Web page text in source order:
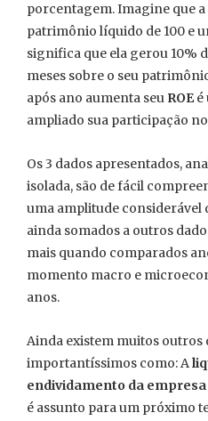
porcentagem. Imagine que
patrimônio líquido de 100 e
significa que ela gerou 10%
meses sobre o seu
após ano aumenta seu ROEé
ampliado sua participação
Os 3 dados apresentados,
isolada, são de fácil
uma amplitude considerável
ainda somados a outros
mais quando comparados
momento macro e
anos.
Ainda existem muitos
importantíssimos como: A
endividamento da empresa
é assunto para um próximo